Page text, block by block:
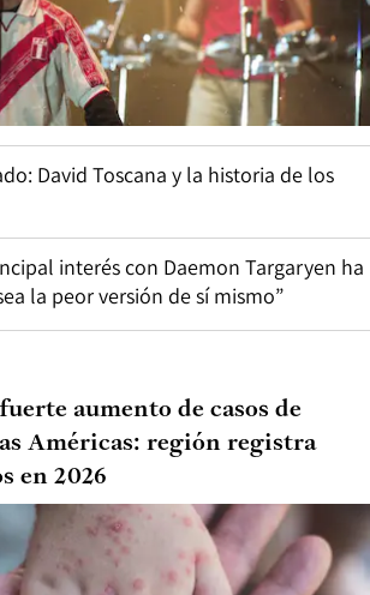
David Toscana y la historia de los
interés con Daemon Targaryen ha
la peor versión de sí mismo”
aumento de casos de
Américas: región registra
en 2026